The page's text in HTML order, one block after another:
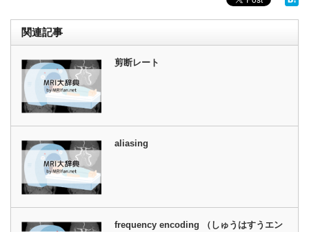
関連記事
剪断レート
aliasing
frequency encoding （しゅうはすうエン